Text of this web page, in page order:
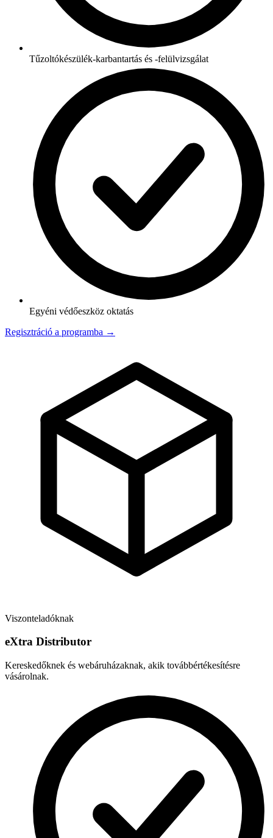
Tűzoltókészülék-karbantartás és -felülvizsgálat
Egyéni védőeszköz oktatás
Regisztráció a programba →
Viszonteladóknak
eXtra Distributor
Kereskedőknek és webáruházaknak, akik továbbértékesítésre
vásárolnak.